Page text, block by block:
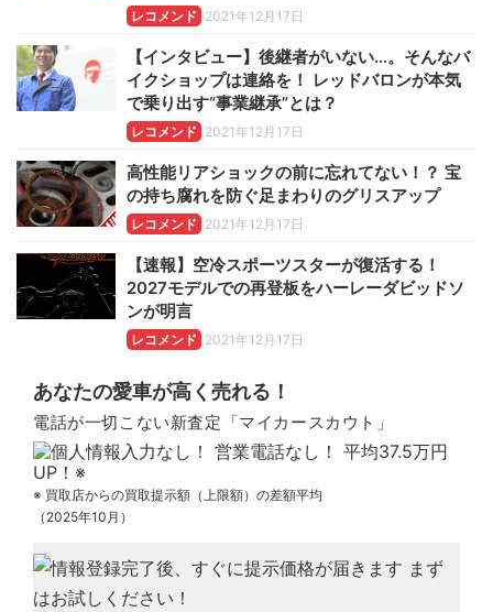
レコメンド 2021年12月17日
【インタビュー】後継者がいない…。そんなバ
イクショップは連絡を！ レッドバロンが本気
で乗り出す“事業継承”とは？
レコメンド 2021年12月17日
高性能リアショックの前に忘れてない！？ 宝
の持ち腐れを防ぐ足まわりのグリスアップ
レコメンド 2021年12月17日
【速報】空冷スポーツスターが復活する！
2027モデルでの再登板をハーレーダビッドソ
ンが明言
レコメンド 2021年12月17日
あなたの愛車が高く売れる！
電話が一切こない新査定「マイカースカウト」
※ 買取店からの買取提示額（上限額）の差額平均
（2025年10月）